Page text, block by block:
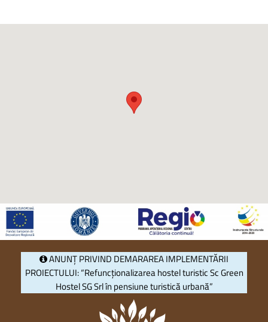
ANUNȚ PRIVIND DEMARAREA IMPLEMENTĂRII
PROIECTULUI: “Refuncționalizarea hostel turistic Sc Green
Hostel SG Srl în pensiune turistică urbană”